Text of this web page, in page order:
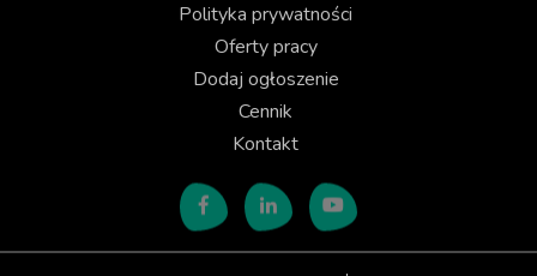
Polityka prywatności
Oferty pracy
Dodaj ogłoszenie
Cennik
Kontakt